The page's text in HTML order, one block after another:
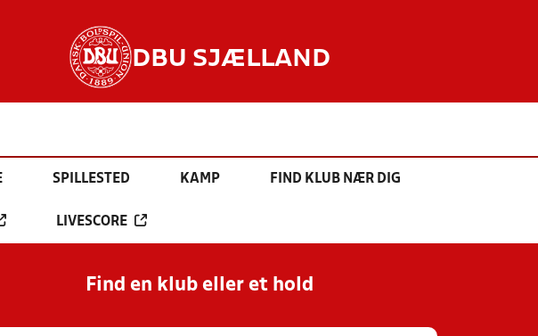
DBU SJÆLLAND
SPILLESTED KAMP FIND KLUB NÆR DIG
LIVESCORE
Find en klub eller et hold